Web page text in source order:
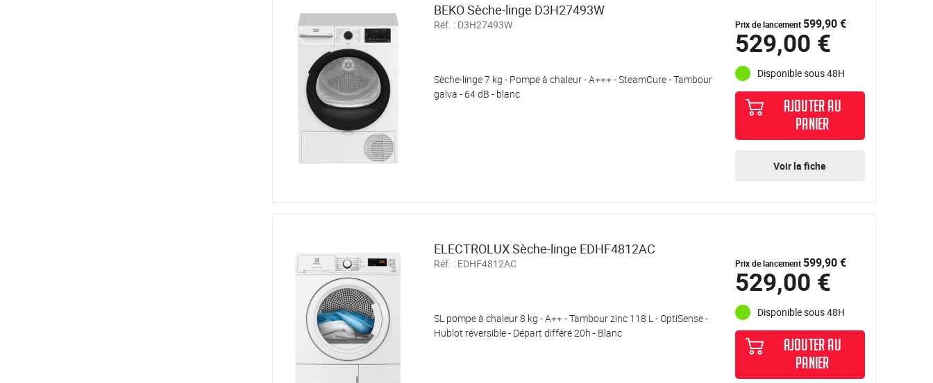
BEKO Sèche-linge D3H27493W
Réf. : D3H27493W
Sèche-linge 7 kg - Pompe à chaleur - A+++ - SteamCure - Tambour
galva - 64 dB - blanc
Prix de lancement 599,90 €
529,00 €
Disponible sous 48H
AJOUTER AU
PANIER
Voir la fiche
ELECTROLUX Sèche-linge EDHF4812AC
Réf. : EDHF4812AC
SL pompe à chaleur 8 kg - A++ - Tambour zinc 118 L - OptiSense -
Hublot réversible - Départ différé 20h - Blanc
Prix de lancement 599,90 €
529,00 €
Disponible sous 48H
AJOUTER AU
PANIER